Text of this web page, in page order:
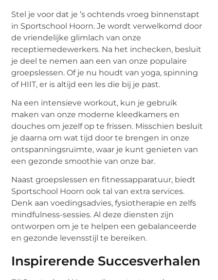
Stel je voor dat je ’s ochtends vroeg binnenstapt
in Sportschool Hoorn. Je wordt verwelkomd door
de vriendelijke glimlach van onze
receptiemedewerkers. Na het inchecken, besluit
je deel te nemen aan een van onze populaire
groepslessen. Of je nu houdt van yoga, spinning
of HIIT, er is altijd een les die bij je past.
Na een intensieve workout, kun je gebruik
maken van onze moderne kleedkamers en
douches om jezelf op te frissen. Misschien besluit
je daarna om wat tijd door te brengen in onze
ontspanningsruimte, waar je kunt genieten van
een gezonde smoothie van onze bar.
Naast groepslessen en fitnessapparatuur, biedt
Sportschool Hoorn ook tal van extra services.
Denk aan voedingsadvies, fysiotherapie en zelfs
mindfulness-sessies. Al deze diensten zijn
ontworpen om je te helpen een gebalanceerde
en gezonde levensstijl te bereiken.
Inspirerende Succesverhalen